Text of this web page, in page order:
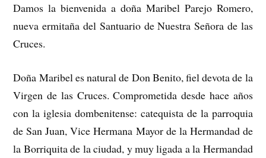
Damos la bienvenida a doña Maribel Parejo Romero,
nueva ermitaña del Santuario de Nuestra Señora de las
Cruces.
Doña Maribel es natural de Don Benito, fiel devota de la
Virgen de las Cruces. Comprometida desde hace años
con la iglesia dombenitense: catequista de la parroquia
de San Juan, Vice Hermana Mayor de la Hermandad de
la Borriquita de la ciudad, y muy ligada a la Hermandad